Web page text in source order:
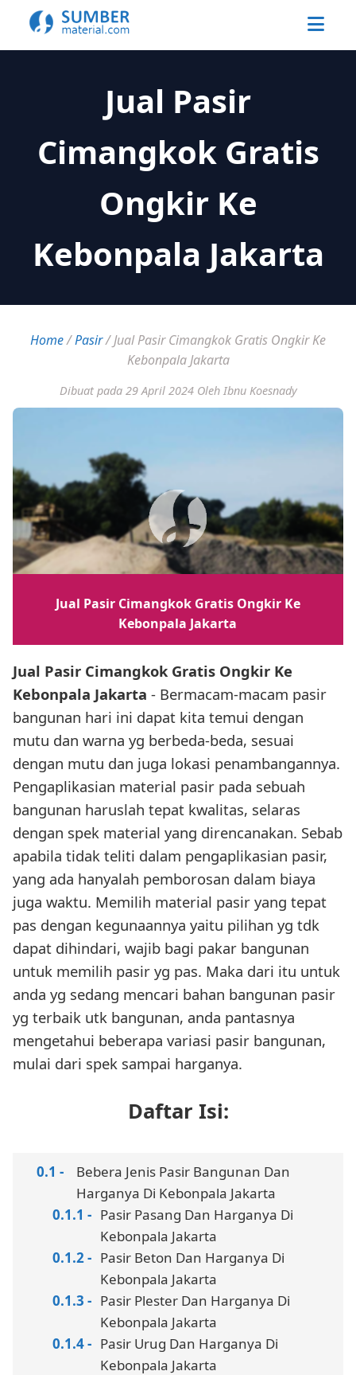
Jual Pasir
Cimangkok Gratis
Ongkir Ke
Kebonpala Jakarta
Home/Pasir/Jual Pasir Cimangkok Gratis Ongkir Ke
Kebonpala Jakarta
Dibuat pada 29 April 2024 Oleh Ibnu Koesnady
Jual Pasir Cimangkok Gratis Ongkir Ke
Kebonpala Jakarta
Jual Pasir Cimangkok Gratis Ongkir Ke
Kebonpala Jakarta - Bermacam-macam pasir
bangunan hari ini dapat kita temui dengan
mutu dan warna yg berbeda-beda, sesuai
dengan mutu dan juga lokasi penambangannya.
Pengaplikasian material pasir pada sebuah
bangunan haruslah tepat kwalitas, selaras
dengan spek material yang direncanakan. Sebab
apabila tidak teliti dalam pengaplikasian pasir,
yang ada hanyalah pemborosan dalam biaya
juga waktu. Memilih material pasir yang tepat
pas dengan kegunaannya yaitu pilihan yg tdk
dapat dihindari, wajib bagi pakar bangunan
untuk memilih pasir yg pas. Maka dari itu untuk
anda yg sedang mencari bahan bangunan pasir
yg terbaik utk bangunan, anda pantasnya
mengetahui beberapa variasi pasir bangunan,
mulai dari spek sampai harganya.
Daftar Isi:
Bebera Jenis Pasir Bangunan Dan
Harganya Di Kebonpala Jakarta
Pasir Pasang Dan Harganya Di
Kebonpala Jakarta
Pasir Beton Dan Harganya Di
Kebonpala Jakarta
Pasir Plester Dan Harganya Di
Kebonpala Jakarta
Pasir Urug Dan Harganya Di
Kebonpala Jakarta